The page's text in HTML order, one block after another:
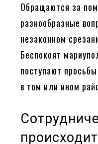
Обращаются за
разнообразные
незаконном
Беспокоят
поступают
в том или ином